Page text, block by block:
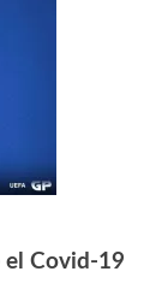
el Covid-19